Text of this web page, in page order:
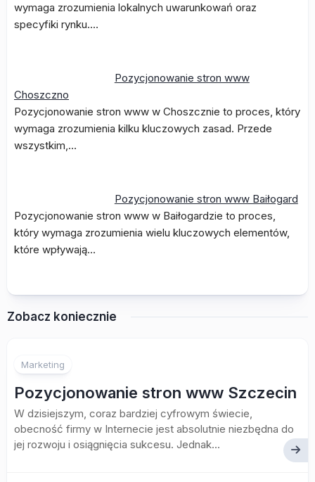
wymaga zrozumienia lokalnych uwarunkowań oraz
specyfiki rynku.…
Pozycjonowanie stron www
Choszczno
Pozycjonowanie stron www w Choszcznie to proces, który
wymaga zrozumienia kilku kluczowych zasad. Przede
wszystkim,…
Pozycjonowanie stron www Baiłogard
Pozycjonowanie stron www w Baiłogardzie to proces,
który wymaga zrozumienia wielu kluczowych elementów,
które wpływają…
Zobacz koniecznie
Marketing
Pozycjonowanie stron www Szczecin
W dzisiejszym, coraz bardziej cyfrowym świecie,
obecność firmy w Internecie jest absolutnie niezbędna do
jej rozwoju i osiągnięcia sukcesu. Jednak...